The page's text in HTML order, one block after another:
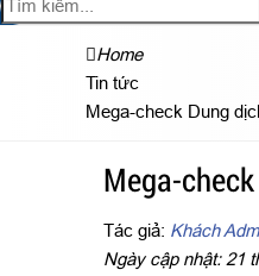
Home
Tin tức
Mega-check Dung
Mega-
Tác giả: Khách
Ngày cập nhật: 21